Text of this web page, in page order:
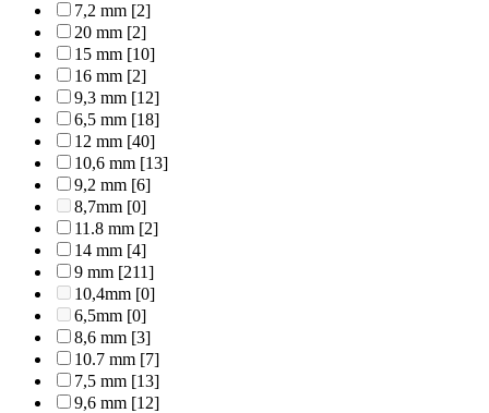
7,2 mm [2]
20 mm [2]
15 mm [10]
16 mm [2]
9,3 mm [12]
6,5 mm [18]
12 mm [40]
10,6 mm [13]
9,2 mm [6]
8,7mm [0]
11.8 mm [2]
14 mm [4]
9 mm [211]
10,4mm [0]
6,5mm [0]
8,6 mm [3]
10.7 mm [7]
7,5 mm [13]
9,6 mm [12]